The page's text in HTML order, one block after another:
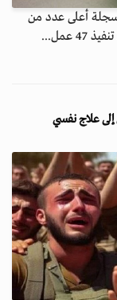
أعلى عدد من